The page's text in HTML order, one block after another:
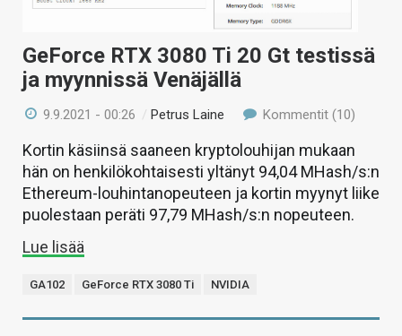
GeForce RTX 3080 Ti 20 Gt testissä
ja myynnissä Venäjällä
9.9.2021 - 00:26 /Petrus Laine Kommentit (10)
Kortin käsiinsä saaneen kryptolouhijan mukaan
hän on henkilökohtaisesti yltänyt 94,04 MHash/s:n
Ethereum-louhintanopeuteen ja kortin myynyt liike
puolestaan peräti 97,79 MHash/s:n nopeuteen.
Lue lisää
GA102 GeForce RTX 3080 Ti NVIDIA